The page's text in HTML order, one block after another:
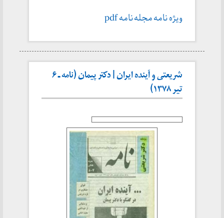
ویژه نامه مجله نامه pdf
شریعتی و آینده ایران | دکتر پیمان (نامه ـ ۶
تیر ۱۳۷۸)